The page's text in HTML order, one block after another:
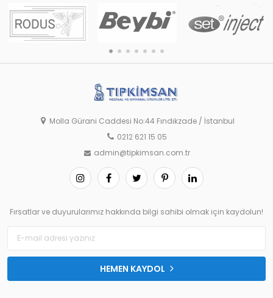
Molla Gürani Caddesi No:44 Fındıkzade / İstanbul
0212 621 15 05
admin@tipkimsan.com.tr
Fırsatlar ve duyurularımız hakkında bilgi sahibi olmak için kaydolun!
HEMEN KAYDOL